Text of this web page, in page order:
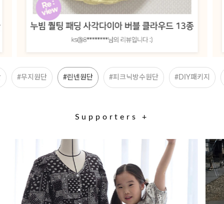
#무지원단 #린넨원단 #피크닉방수원단 #DIY패키지
Supporters +